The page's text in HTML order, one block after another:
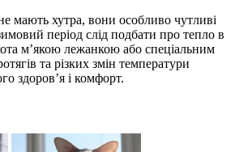
мають хутра, вони особливо чутливі
період слід подбати про тепло в
м’якою лежанкою або спеціальним
та різких змін температури
здоров’я і комфорт.